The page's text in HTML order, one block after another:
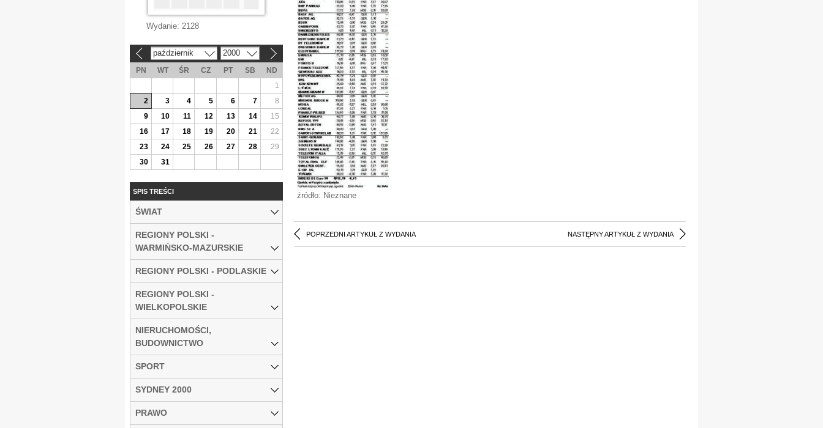
źródło: Nieznane
POPRZEDNI ARTYKUŁ Z WYDANIA NASTĘPNY ARTYKUŁ Z WYDANIA
Wydanie: 2128
październik 2000
PN WT ŚR CZ PT SB
ND
1
2
3 4 5 6 7
8
9
10 11 12 13 14
15
16
17 18 19 20 21
22
23
24 25 26 27 28
29
30
31
SPIS TREŚCI
ŚWIAT
REGIONY POLSKI -
WARMIŃSKO-MAZURSKIE
REGIONY POLSKI - PODLASKIE
REGIONY POLSKI -
WIELKOPOLSKIE
NIERUCHOMOŚCI,
BUDOWNICTWO
SPORT
SYDNEY 2000
PRAWO